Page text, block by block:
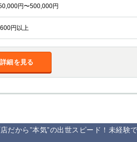
円〜500,000円
円以上
細を見る
だから”本気”の出世スピード！未経験